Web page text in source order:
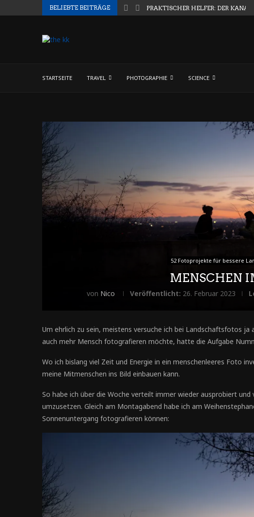
BELIEBTE BEITRÄGE PRAKTISCHER HELFER: DER
STARTSEITE TRAVEL PHOTOGRAPHIE SCIENCE
52 Fotoprojekte für bessere
MENSCHEN
von Nico Veröffentlicht: 26. Februar 2023
Um ehrlich zu sein, meistens versuche ich bei Landschaftsfotos ja
auch mehr Mensch fotografieren möchte, hatte die Aufgabe
Wo ich bislang viel Zeit und Energie in ein menschenleeres Foto
meine Mitmenschen ins Bild einbauen kann.
So habe ich über die Woche verteilt immer wieder ausprobiert
umzusetzen. Gleich am Montagabend habe ich am
Sonnenuntergang fotografieren können: